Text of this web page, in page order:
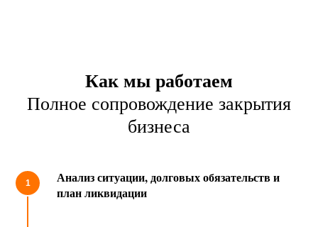
Как мы работаем
Полное сопровождение закрытия
бизнеса
Анализ ситуации, долговых обязательств и
план ликвидации